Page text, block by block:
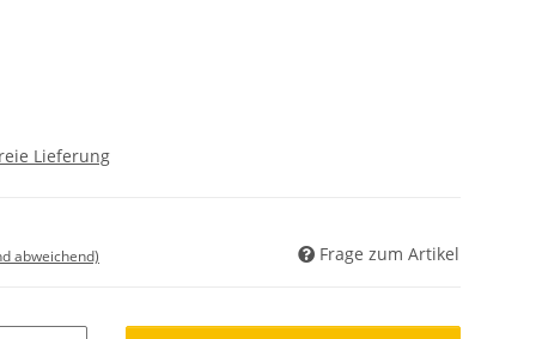
Lieferung
abweichend) Frage zum Artikel